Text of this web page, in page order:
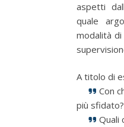
aspetti
quale
modalità di
A titolo di
Con
più sfidato?
Quali